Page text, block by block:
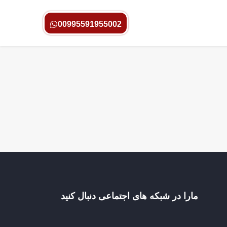
00995591955002
مارا در شبکه های اجتماعی دنبال کنید